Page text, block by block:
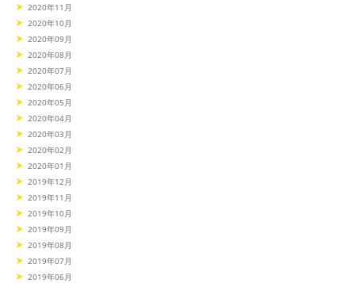
2020年11月
2020年10月
2020年09月
2020年08月
2020年07月
2020年06月
2020年05月
2020年04月
2020年03月
2020年02月
2020年01月
2019年12月
2019年11月
2019年10月
2019年09月
2019年08月
2019年07月
2019年06月